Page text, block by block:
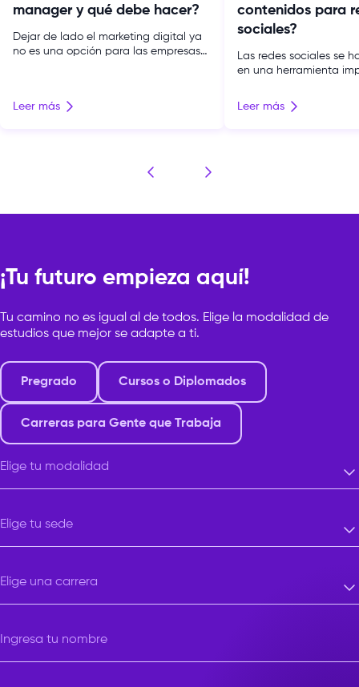
manager y qué debe hacer?
Dejar de lado el marketing digital ya
no es una opción para las empresas
fundamental de la estrategia de
se compone de varios pilares […]
Leer más
contenidos para
sociales?
Las redes sociales se
en una herramienta
vez más personas
un curso de creación
Leer más
¡Tu futuro empieza aquí!
Tu camino no es igual al de todos. Elige la modalidad de
estudios que mejor se adapte a ti.
Pregrado Cursos o Diplomados
Carreras para Gente que Trabaja
Elige tu modalidad
Elige tu sede
Elige una carrera
Ingresa tu nombre